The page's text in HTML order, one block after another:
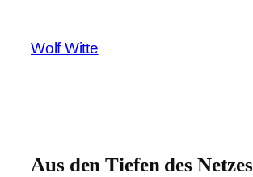
springen
Wolf Witte
Aus den Tiefen des Netzes